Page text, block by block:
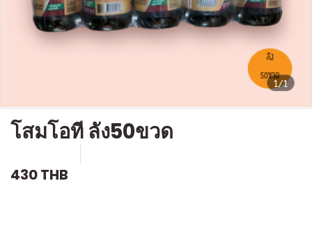
1/1
โสมโอที ลัง50ขวด
430 THB